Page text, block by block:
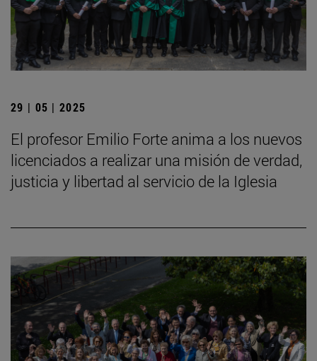
29 | 05 | 2025
El profesor Emilio Forte anima a los nuevos
licenciados a realizar una misión de verdad,
justicia y libertad al servicio de la Iglesia